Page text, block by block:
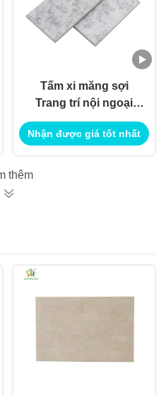
Tấm xi măng sợi
Trang trí nội ngoại
thất Sử dụng cho
ứng dụng xây dựng
Nhận được giá tốt nhất
thêm